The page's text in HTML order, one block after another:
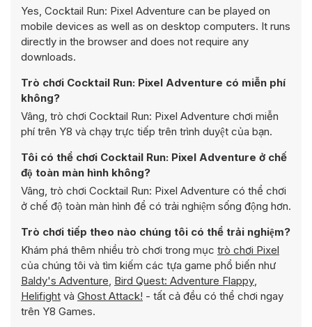
Yes, Cocktail Run: Pixel Adventure can be played on
mobile devices as well as on desktop computers. It runs
directly in the browser and does not require any
downloads.
Trò chơi Cocktail Run: Pixel Adventure có miễn phí
không?
Vâng, trò chơi Cocktail Run: Pixel Adventure chơi miễn
phí trên Y8 và chạy trực tiếp trên trình duyệt của bạn.
Tôi có thể chơi Cocktail Run: Pixel Adventure ở chế
độ toàn màn hình không?
Vâng, trò chơi Cocktail Run: Pixel Adventure có thể chơi
ở chế độ toàn màn hình để có trải nghiệm sống động hơn.
Trò chơi tiếp theo nào chúng tôi có thể trải nghiệm?
Khám phá thêm nhiều trò chơi trong mục trò chơi Pixel
của chúng tôi và tìm kiếm các tựa game phổ biến như
Baldy's Adventure, Bird Quest: Adventure Flappy,
Helifight và Ghost Attack! - tất cả đều có thể chơi ngay
trên Y8 Games.